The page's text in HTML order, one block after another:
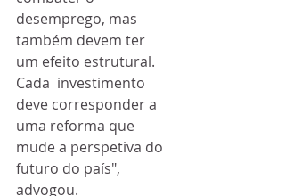
desemprego, mas
também devem ter
um efeito estrutural.
Cada  investimento
deve corresponder a
uma reforma que
mude a perspetiva do
futuro do país",
advogou.